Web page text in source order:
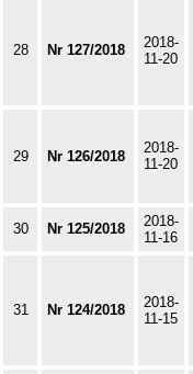
28 Nr 127/2018
2018-
11-20
29 Nr 126/2018
2018-
11-20
30 Nr 125/2018
2018-
11-16
31 Nr 124/2018
2018-
11-15